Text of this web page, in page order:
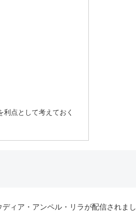
点として考えておく
ィア・アンペル・リラが配信されまし